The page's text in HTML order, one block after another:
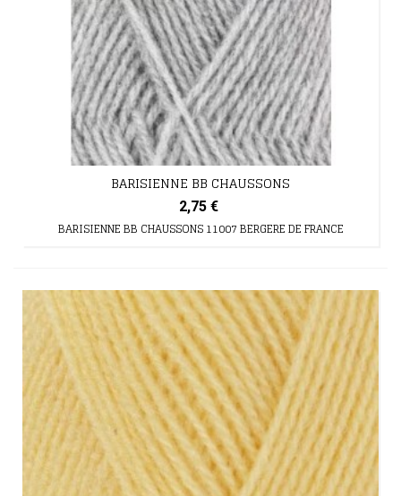
BARISIENNE BB CHAUSSONS
2,75 €
BARISIENNE BB CHAUSSONS 11007 BERGERE DE FRANCE